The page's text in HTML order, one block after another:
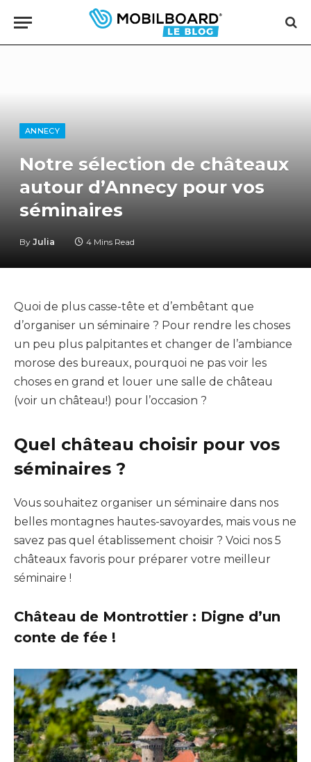
ANNECY
Notre sélection de châteaux
autour d’Annecy pour vos
séminaires
By Julia 4 Mins Read
Quoi de plus casse-tête et d’embêtant que
d’organiser un séminaire ? Pour rendre les choses
un peu plus palpitantes et changer de l’ambiance
morose des bureaux, pourquoi ne pas voir les
choses en grand et louer une salle de château
(voir un château!) pour l’occasion ?
Quel château choisir pour vos
séminaires ?
Vous souhaitez organiser un séminaire dans nos
belles montagnes hautes-savoyardes, mais vous ne
savez pas quel établissement choisir ? Voici nos 5
châteaux favoris pour préparer votre meilleur
séminaire !
Château de Montrottier : Digne d’un
conte de fée !